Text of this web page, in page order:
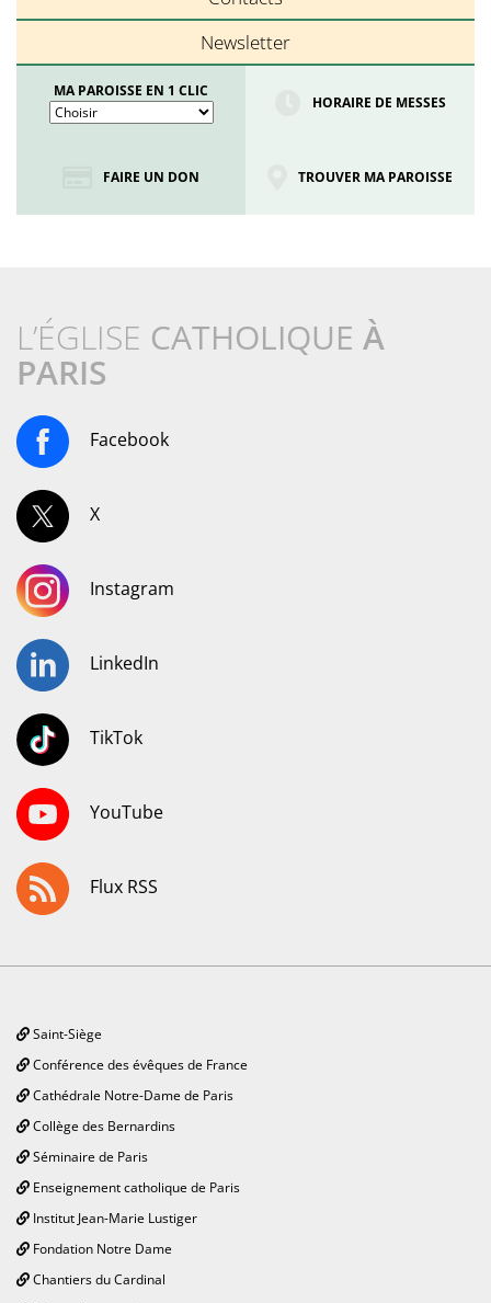
Newsletter
MA PAROISSE EN 1 CLIC
HORAIRE DE MESSES
FAIRE UN DON TROUVER MA PAROISSE
L’ÉGLISE CATHOLIQUE À
PARIS
Facebook
X
Instagram
LinkedIn
TikTok
YouTube
Flux RSS
Saint-Siège
Conférence des évêques de France
Cathédrale Notre-Dame de Paris
Collège des Bernardins
Séminaire de Paris
Enseignement catholique de Paris
Institut Jean-Marie Lustiger
Fondation Notre Dame
Chantiers du Cardinal